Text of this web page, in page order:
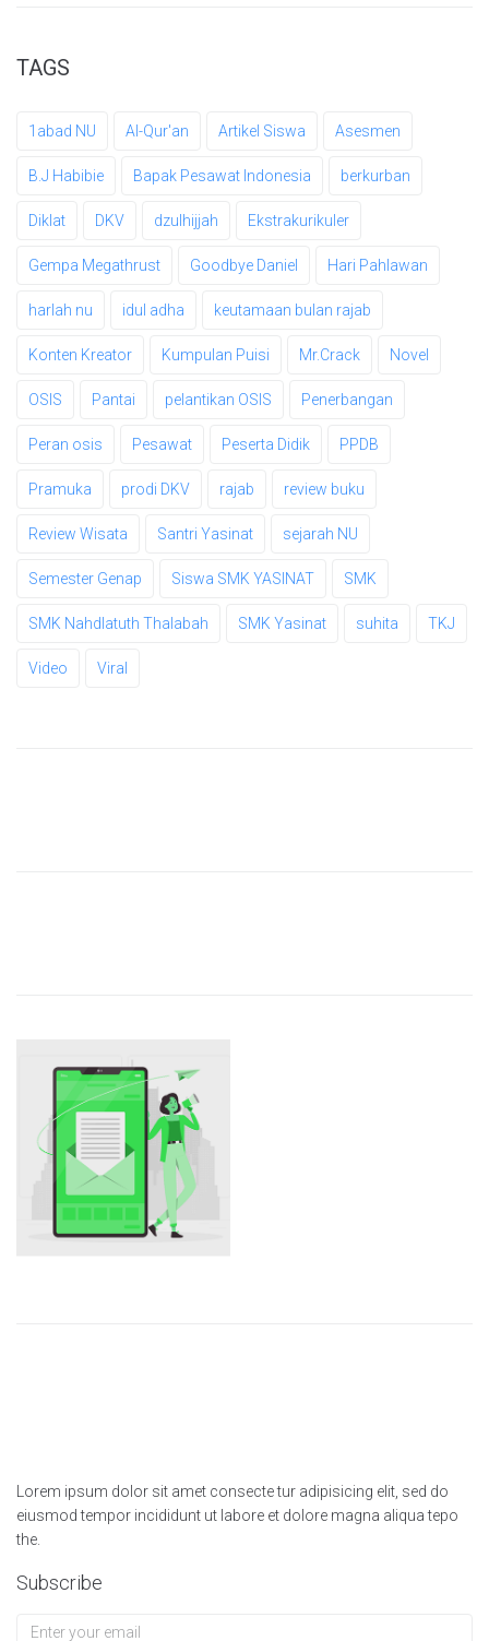
TAGS
1abad NU Al-Qur'an Artikel Siswa Asesmen
B.J Habibie Bapak Pesawat Indonesia berkurban
Diklat DKV dzulhijjah Ekstrakurikuler
Gempa Megathrust Goodbye Daniel Hari Pahlawan
harlah nu idul adha keutamaan bulan rajab
Konten Kreator Kumpulan Puisi Mr.Crack Novel
OSIS Pantai pelantikan OSIS Penerbangan
Peran osis Pesawat Peserta Didik PPDB
Pramuka prodi DKV rajab review buku
Review Wisata Santri Yasinat sejarah NU
Semester Genap Siswa SMK YASINAT SMK
SMK Nahdlatuth Thalabah SMK Yasinat suhita TKJ
Video Viral
Lorem ipsum dolor sit amet consecte tur adipisicing elit, sed do
eiusmod tempor incididunt ut labore et dolore magna aliqua tepo
the.
Subscribe